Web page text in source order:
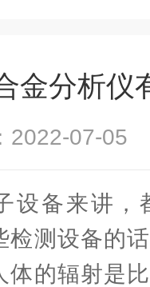
金分析仪
2022-07-
设备来讲，
检测设备的
体的辐射是